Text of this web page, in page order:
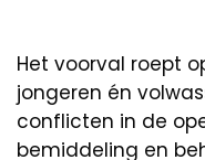
Het voorval roept
jongeren én
conflicten in de
bemiddeling en